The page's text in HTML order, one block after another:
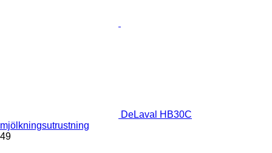
DeLaval HB30C
mjölkningsutrustning
49